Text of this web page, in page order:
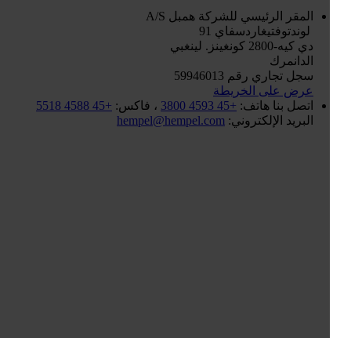
المقر الرئيسي للشركةهمبل A/S
لوندتوفتيغاردسفاي 91
دي كيه-2800 كونغينز. لينغبي
الدانمرك
سجل تجاري رقم 59946013
عرض على الخريطة
اتصل بنا هاتف:+45 4593 3800 ، فاكس:+45 4588 5518
البريد الإلكتروني:hempel@hempel.com